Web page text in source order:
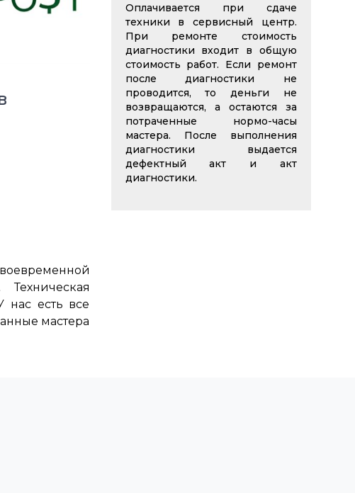
. Техническая
нас есть все
мастера
Оплачивается при сдаче
техники в сервисный центр.
При ремонте стоимость
диагностики входит в общую
стоимость работ. Если ремонт
после диагностики не
проводится, то деньги не
возвращаются, а остаются за
потраченные нормо-часы
мастера. После выполнения
диагностики выдается
дефектный акт и акт
диагностики.